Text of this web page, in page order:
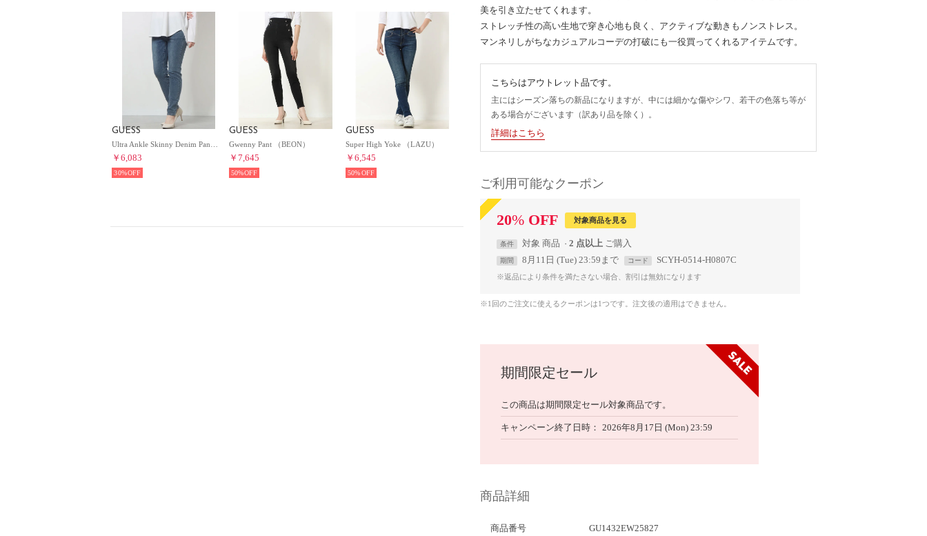
GUESS
￥6,083
30%
GUESS
Gwenny Pant （BEON）
￥7,645
50%
GUESS
Super High Yoke （LAZU）
￥6,545
50%
美を引き立たせてくれます。
ストレッチ性の高い生地で穿き心地も良く、アクティブな動きもノンストレス。
マンネリしがちなカジュアルコーデの打破にも一役買ってくれるアイテムです。
こちらはアウトレット品です。
主にはシーズン落ちの新品になりますが、中には細かな傷やシワ、若干の色落ち等が
ある場合がございます（訳あり品を除く）。
詳細はこちら
ご利用可能なクーポン
20% OFF 対象商品を見る
条件 対象 商品 2 点以上
期間 8月11日 (Tue) 23:59まで コード SCYH-0514-H0807C
※返品により条件を満たさない場合、割引は無効になります
※1回のご注文に使えるクーポンは1つです。注文後の適用はできません。
期間限定セール
この商品は期間限定セール対象商品です。
キャンペーン終了日時 2026年8月17日 (Mon) 23:59
商品詳細
商品番号 GU1432EW25827